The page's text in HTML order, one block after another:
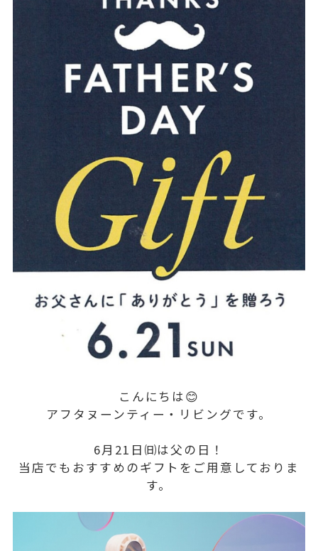
こんにちは😊
アフタヌーンティー・リビングです。
6月21日㈰は父の日！
当店でもおすすめのギフトをご用意しておりま
す。